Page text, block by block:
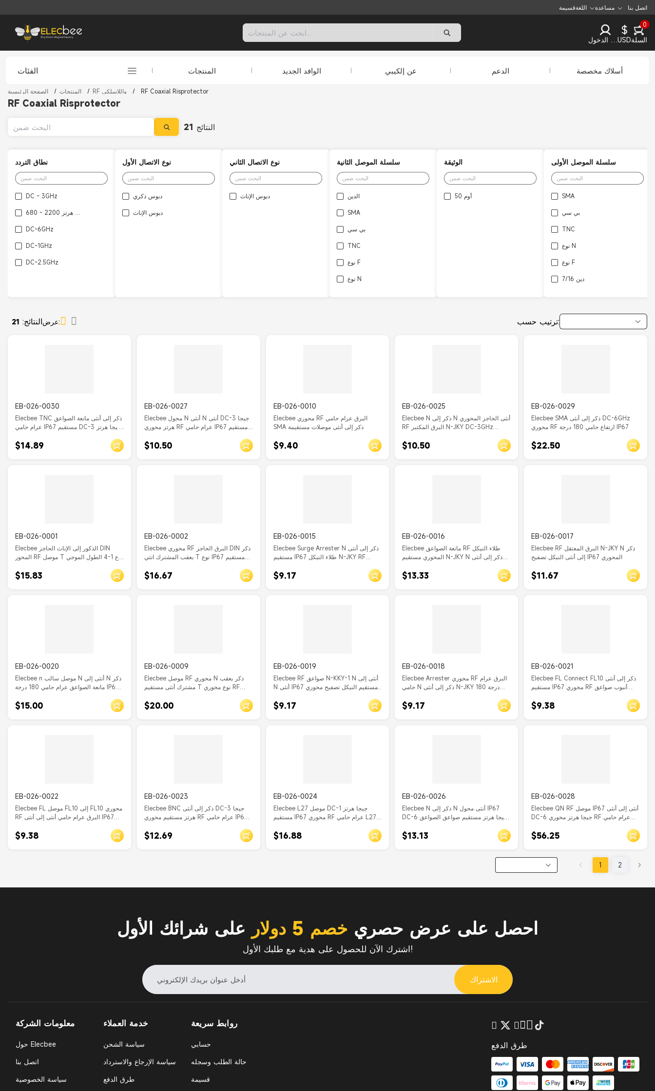
قسيمةاللغة مساعدة اتصل بنا
تسجيل الدخول
$
USD
0
السلة
الفئات المنتجات الوافد الجديد عن إلكيبي الدعم أسلاك مخصصة
الصفحة الرئيسية / المنتجات / RF واللاسلكي / RF Coaxial Risprotector
RF Coaxial Risprotector
النتائج 21
نطاق التردد
DC ~ 3GHz
DC~6GHz
DC~1GHz
DC~2.5GHz
نوع الاتصال الأول
دبوس ذكري
دبوس الإناث
نوع الاتصال الثاني
دبوس الإناث
سلسلة الموصل الثانية
الدين
SMA
بي سي
TNC
نوع F
نوع N
الوثيقة
50 أوم
سلسلة الموصل الأولى
SMA
بي سي
TNC
نوع N
نوع F
دين 7/16
النتائج: 21 عرض: ترتيب حسب:
EB-026-0030
Elecbee TNC ذكر إلى أنثى مانعة الصواعق
عرام حامي IP67 مستقيم DC-3 جيجا هرتز
$14.89
EB-026-0027
Elecbee محول N أنثى N أنثى DC-3 جيجا
هرتز محوري RF عرام حامي IP67 مستقيم
$10.50
EB-026-0010
Elecbee محوري RF البرق عرام حامي
SMA ذكر إلى أنثى موصلات مستقيمة
$9.40
EB-026-0025
Elecbee N ذكر إلى N أنثى الحاجز المحوري
RF البرق المكتبر N-JKY DC-3GHz
$10.50
EB-026-0029
Elecbee SMA ذكر إلى أنثى DC-6GHz
محوري RF ارتفاع حامي 180 درجة IP67
$22.50
EB-026-0001
Elecbee الذكور إلى الإناث الحاجز DIN
المحور RF موصل T نوع 1-4 الطول الموجي
$15.83
EB-026-0002
Elecbee محوري RF البرق الحاجز DIN ذكر
بعقب المشترك انثي T نوع IP67 مستقيم
$16.67
EB-026-0015
Elecbee Surge Arrester N ذكر إلى أنثى
مستقيم IP67 طلاء النيكل N-JKY RF
$9.17
EB-026-0016
Elecbee مانعة الصواعق RF طلاء النيكل
المحوري مستقيم N-JKY N ذكر إلى أنثى
$13.33
EB-026-0017
Elecbee RF البرق المعتقل N-JKY N ذكر
إلى أنثى النيكل تصفيح IP67 المحوري
$11.67
EB-026-0020
Elecbee n موصل سالب N أنثى إلى N ذكر
مانعة الصواعق عرام حامي 180 درجة IP67
$15.00
EB-026-0009
Elecbee موصل RF محوري N ذكر بعقب
مشترك أنثى مستقيم T نوع محوري RF
$20.00
EB-026-0019
Elecbee RF صواعق N-KKY-1 N أنثى إلى
N أنثى IP67 مستقيم النيكل تصفيح محوري
$9.17
EB-026-0018
Elecbee Arrester محوري RF البرق عرام
حامي N ذكر إلى أنثى N-JKY 180 درجة
$9.17
EB-026-0021
Elecbee FL Connect FL10 ذكر إلى أنثى
مستقيم IP67 محوري RF أنبوب صواعق
$9.38
EB-026-0022
Elecbee FL موصل FL10 إلى FL10 محوري
RF البرق عرام حامي أنثى إلى أنثى IP67
$9.38
EB-026-0023
Elecbee BNC ذكر إلى أنثى DC-3 جيجا
هرتز مستقيم محوري RF عرام حامي IP67
$12.69
EB-026-0024
Elecbee L27 موصل DC-1 جيجا هرتز
مستقيم IP67 محوري RF عرام حامي L27-
$16.88
EB-026-0026
Elecbee N ذكر إلى N أنثى محول IP67
DC-6 جيجا هرتز مستقيم صواعق الصواعق
$13.13
EB-026-0028
Elecbee QN RF موصل IP67 أنثى إلى أنثى
DC-6 جيجا هرتز محوري RF عرام حامي
$56.25
1 2
احصل على عرض حصري خصم 5 دولار على شرائك الأول
اشترك الآن للحصول على هدية مع طلبك الأول!
الاشتراك
معلومات الشركة
حول Elecbee
اتصل بنا
سياسة الخصوصية
خدمة العملاء
سياسة الشحن
سياسة الإرجاع والاسترداد
طرق الدفع
روابط سريعة
حسابي
حالة الطلب وسجله
قسيمة
طرق الدفع